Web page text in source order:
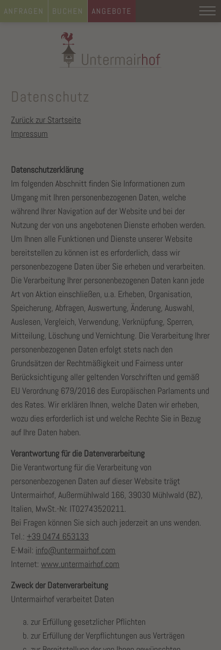
ANFRAGEN BUCHEN ANGEBOTE
Datenschutz
Zurück zur Startseite
Impressum
Datenschutzerklärung
Im folgenden Abschnitt finden Sie Informationen zum
Umgang mit Ihren personenbezogenen Daten, welche
während Ihrer Navigation auf der Website und bei der
Nutzung der von uns angebotenen Dienste erhoben werden.
Um Ihnen alle Funktionen und Dienste unserer Website
bereitstellen zu können ist es erforderlich, dass wir
personenbezogene Daten über Sie erheben und verarbeiten.
Die Verarbeitung Ihrer personenbezogenen Daten kann jede
Art von Aktion einschließen, u.a. Erheben, Organisation,
Speicherung, Abfragen, Auswertung, Änderung, Auswahl,
Auslesen, Vergleich, Verwendung, Verknüpfung, Sperren,
Mitteilung, Löschung und Vernichtung. Die Verarbeitung Ihrer
personenbezogenen Daten erfolgt stets nach den
Grundsätzen der Rechtmäßigkeit und Fairness unter
Berücksichtigung aller geltenden Vorschriften und gemäß
EU Verordnung 679/2016 des Europäischen Parlaments und
des Rates. Wir erklären Ihnen, welche Daten wir erheben,
wozu dies erforderlich ist und welche Rechte Sie in Bezug
auf Ihre Daten haben.
Verantwortung für die Datenverarbeitung
Die Verantwortung für die Verarbeitung von
personenbezogenen Daten auf dieser Website trägt
Untermairhof, Außermühlwald 166, 39030 Mühlwald (BZ),
Italien, MwSt.-Nr. IT02743520211.
Bei Fragen können Sie sich auch jederzeit an uns wenden.
Tel.: +39 0474 653133
E-Mail: info@untermairhof.com
Internet:www.untermairhof.com
Zweck der Datenverarbeitung
Untermairhof verarbeitet Daten
zur Erfüllung gesetzlicher Pflichten
zur Erfüllung der Verpflichtungen aus Verträgen